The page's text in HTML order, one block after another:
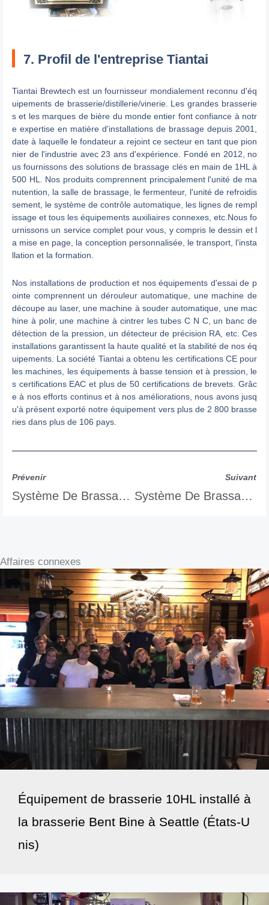
7. Profil de l'entreprise Tiantai
Tiantai Brewtech est un fournisseur mondialement reconnu d'éq
uipements de brasserie/distillerie/vinerie. Les grandes brasserie
s et les marques de bière du monde entier font confiance à notr
e expertise en matière d'installations de brassage depuis 2001,
date à laquelle le fondateur a rejoint ce secteur en tant que pion
nier de l'industrie avec 23 ans d'expérience. Fondé en 2012, no
us fournissons des solutions de brassage clés en main de 1HL à
500 HL. Nos produits comprennent principalement l'unité de ma
nutention, la salle de brassage, le fermenteur, l'unité de refroidis
sement, le système de contrôle automatique, les lignes de rempl
issage et tous les équipements auxiliaires connexes, etc.Nous fo
urnissons un service complet pour vous, y compris le dessin et l
a mise en page, la conception personnalisée, le transport, l'insta
llation et la formation.
Nos installations de production et nos équipements d'essai de p
ointe comprennent un dérouleur automatique, une machine de
découpe au laser, une machine à souder automatique, une mac
hine à polir, une machine à cintrer les tubes C N C, un banc de
détection de la pression, un détecteur de précision RA, etc. Ces
installations garantissent la haute qualité et la stabilité de nos éq
uipements. La société Tiantai a obtenu les certifications CE pour
les machines, les équipements à basse tension et à pression, le
s certifications EAC et plus de 50 certifications de brevets. Grâc
e à nos efforts continus et à nos améliorations, nous avons jusq
u'à présent exporté notre équipement vers plus de 2 800 brasse
ries dans plus de 106 pays.
Prévenir
Système De Brassage 30 000L/300HL
Suivant
Système De Brassage 1500L/15HL
Affaires connexes
Équipement de brasserie 10HL installé à
la brasserie Bent Bine à Seattle (États-U
nis)